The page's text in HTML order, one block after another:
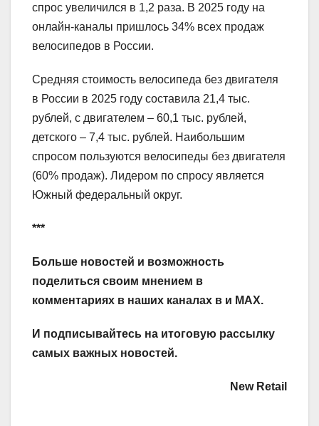
спрос увеличился в 1,2 раза. В 2025 году на
онлайн-каналы пришлось 34% всех продаж
велосипедов в России.
Средняя стоимость велосипеда без двигателя
в России в 2025 году составила 21,4 тыс.
рублей, с двигателем – 60,1 тыс. рублей,
детского – 7,4 тыс. рублей. Наибольшим
спросом пользуются велосипеды без двигателя
(60% продаж). Лидером по спросу является
Южный федеральный округ.
***
Больше новостей и возможность
поделиться своим мнением в
комментариях в наших каналах в и MAX.
И подписывайтесь на итоговую рассылку
самых важных новостей.
New Retail